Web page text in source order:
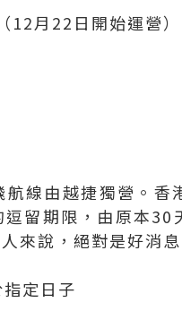
月22日開始運營）
線由越捷獨營。
留期限，由原本
來說，絕對是好消息
定日子